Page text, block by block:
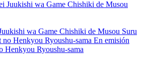
wa Game Chishiki de Musou Suru
En emisión
Henkyou Ryoushu-sama